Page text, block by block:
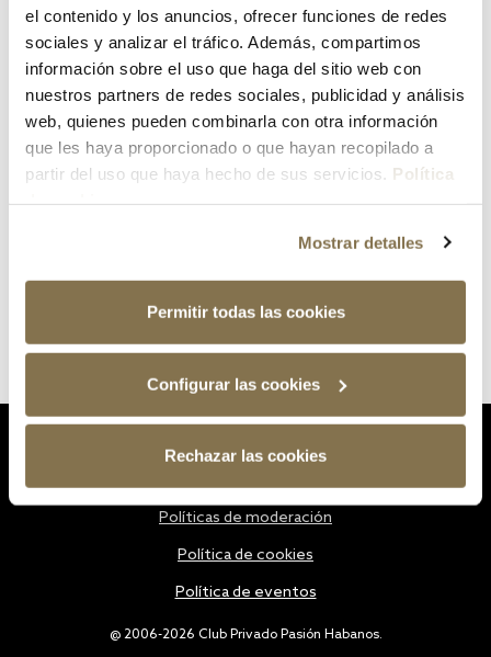
el contenido y los anuncios, ofrecer funciones de redes
sociales y analizar el tráfico. Además, compartimos
información sobre el uso que haga del sitio web con
nuestros partners de redes sociales, publicidad y análisis
web, quienes pueden combinarla con otra información
que les haya proporcionado o que hayan recopilado a
partir del uso que haya hecho de sus servicios. Política
Mostrar detalles
Permitir todas las cookies
Configurar las cookies
Rechazar las cookies
¿Has olvidado tu contraseña?
@ 2006-2026 Club Privado Pasión Habanos.
Políticas de moderación
Política de cookies
Política de eventos